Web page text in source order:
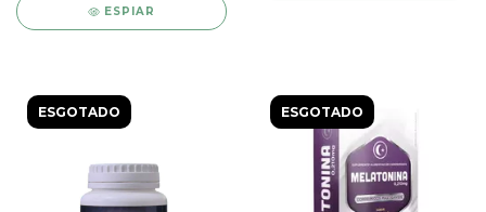
ESPIAR
ESGOTADO ESGOTADO